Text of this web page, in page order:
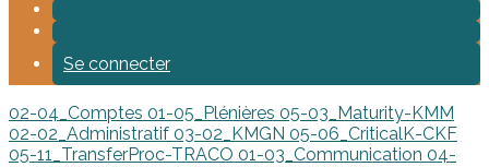
Se connecter
02-04_Comptes 01-05_Plénières 05-03_Maturity-KMM
02-02_Administratif 03-02_KMGN 05-06_CriticalK-CKF
05-11_TransferProc-TRACO 01-03_Communication 04-